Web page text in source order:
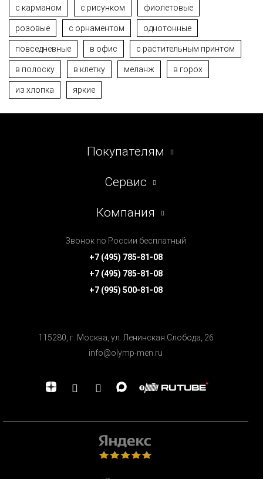
с карманом с рисунком фиолетовые
розовые с орнаментом однотонные
повседневные в офис с растительным принтом
в полоску в клетку меланж в горох
из хлопка яркие
Покупателям
Сервис
Компания
Звонок по России бесплатный
+7 (495) 785-81-08
+7 (495) 785-81-08
+7 (995) 500-81-08
115280, г. Москва, ул. Ленинская Cлобода, 26
info@olymp-men.ru